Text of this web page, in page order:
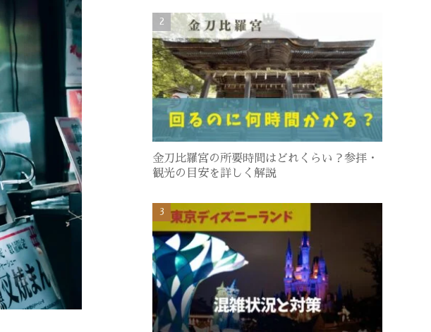
金刀比羅宮の所要時間はどれくらい？参拝・
観光の目安を詳しく解説